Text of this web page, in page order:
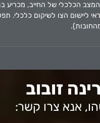
הכלכלי של החייב, מכריע
ליישום הצו לשיקום כלכלי.
זובוב
​​אנא צרו קשר: